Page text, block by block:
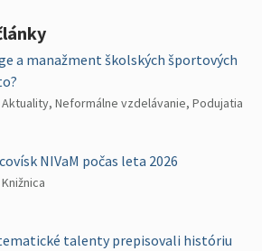
a manažment školských športových
Aktuality, Neformálne vzdelávanie, Podujatia
NIVaM počas leta 2026
Knižnica
talenty prepisovali históriu